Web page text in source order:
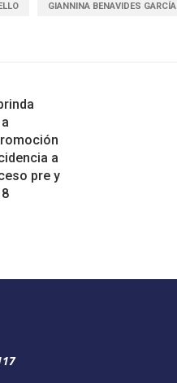
GIANNINA BENAVIDES GARCÍA
a
pre y